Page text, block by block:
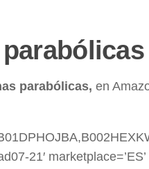
parabólicas, en
21′